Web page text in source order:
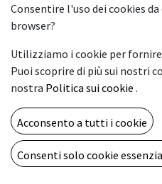
TR2 INK POUCH
CLEANING 500CC
79,00€
Consentire l'uso dei cookies
browser?
Utilizziamo i cookie per
Puoi scoprire di più sui nostri
nostra Politica sui cookie .
Acconsento a tutti i cookie
Consenti solo cookie